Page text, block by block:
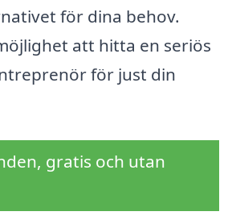
för dina behov.
att hitta en seriös
för just din
gratis och utan